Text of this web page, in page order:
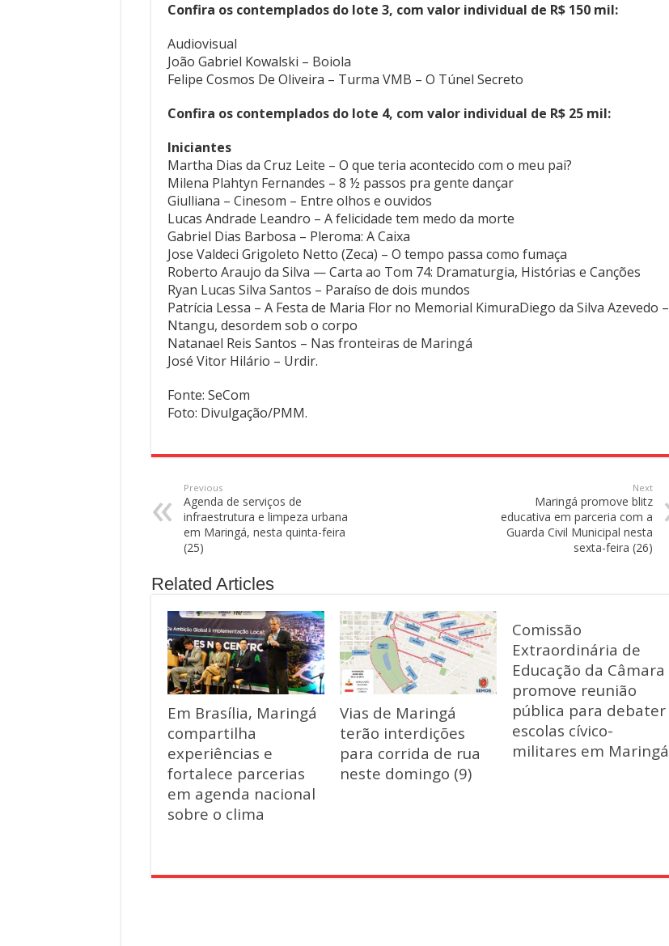
Confira os contemplados do lote 3, com valor individual de R$ 150 mil:
Audiovisual
João Gabriel Kowalski – Boiola
Felipe Cosmos De Oliveira – Turma VMB – O Túnel Secreto
Confira os contemplados do lote 4, com valor individual de R$ 25 mil:
Iniciantes
Martha Dias da Cruz Leite – O que teria acontecido com o meu pai?
Milena Plahtyn Fernandes – 8 ½ passos pra gente dançar
Giulliana – Cinesom – Entre olhos e ouvidos
Lucas Andrade Leandro – A felicidade tem medo da morte
Gabriel Dias Barbosa – Pleroma: A Caixa
Jose Valdeci Grigoleto Netto (Zeca) – O tempo passa como fumaça
Roberto Araujo da Silva — Carta ao Tom 74: Dramaturgia, Histórias e Canções
Ryan Lucas Silva Santos – Paraíso de dois mundos
Patrícia Lessa – A Festa de Maria Flor no Memorial KimuraDiego da Silva Azevedo –
Ntangu, desordem sob o corpo
Natanael Reis Santos – Nas fronteiras de Maringá
José Vitor Hilário – Urdir.
Fonte: SeCom
Foto: Divulgação/PMM.
Previous
Agenda de serviços de
infraestrutura e limpeza urbana
em Maringá, nesta quinta-feira
(25)
Next
Maringá promove blitz
educativa em parceria com a
Guarda Civil Municipal nesta
sexta-feira (26)
Related Articles
Em Brasília, Maringá
compartilha
experiências e
fortalece parcerias
em agenda nacional
sobre o clima
Vias de Maringá
terão interdições
para corrida de rua
neste domingo (9)
Comissão
Extraordinária de
Educação da Câmara
promove reunião
pública para debater
escolas cívico-
militares em Maringá